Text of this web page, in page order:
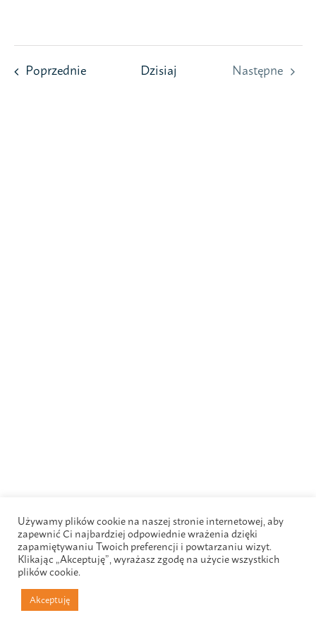
PoprzednieWydarzeniaDzisiaj
Następne
Używamy plików cookie na naszej stronie internetowej, aby
zapewnić Ci najbardziej odpowiednie wrażenia dzięki
zapamiętywaniu Twoich preferencji i powtarzaniu wizyt.
Klikając „Akceptuję”, wyrażasz zgodę na użycie wszystkich
plików cookie.
Akceptuję